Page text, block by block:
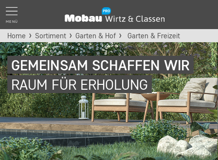
MENÜ
Home Sortiment Garten & Hof Garten & Freizeit
GEMEINSAM SCHAFFEN WIR
RAUM FÜR ERHOLUNG